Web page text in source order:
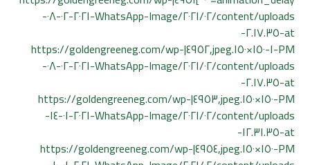
content/uploads/٢٠٢١/٠٢/WhatsApp-Image-٢٠٢١-٠٢-٠٨-
at-٢.١٧.٣٥-
PM-١-١٥٠×١٥٠.jpeg,٤٩٥٢|https://goldengreeneg.com/wp-
content/uploads/٢٠٢١/٠٢/WhatsApp-Image-٢٠٢١-٠٢-٠٨-
at-٢.١٧.٣٥-
PM-١٥٠×١٥٠.jpeg,٤٩٥٣|https://goldengreeneg.com/wp-
content/uploads/٢٠٢١/٠٢/WhatsApp-Image-٢٠٢١-٠١-١٤-
at-١٢.٣١.٣٥-
PM-١٥٠×١٥٠.jpeg,٤٩٥٤|https://goldengreeneg.com/wp-